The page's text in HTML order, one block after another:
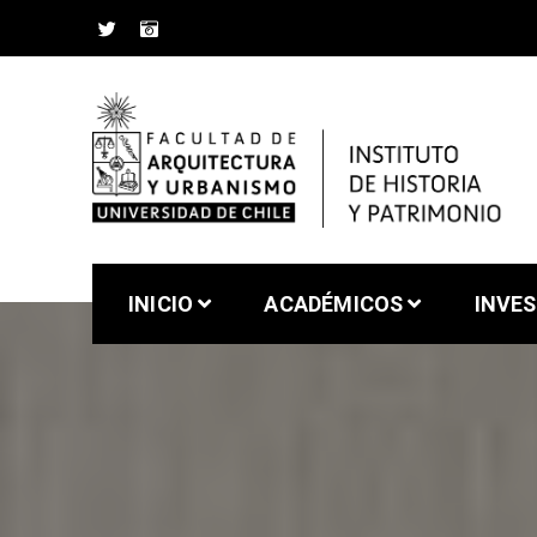
Instituto de Historia
INICIO ACADÉMICOS